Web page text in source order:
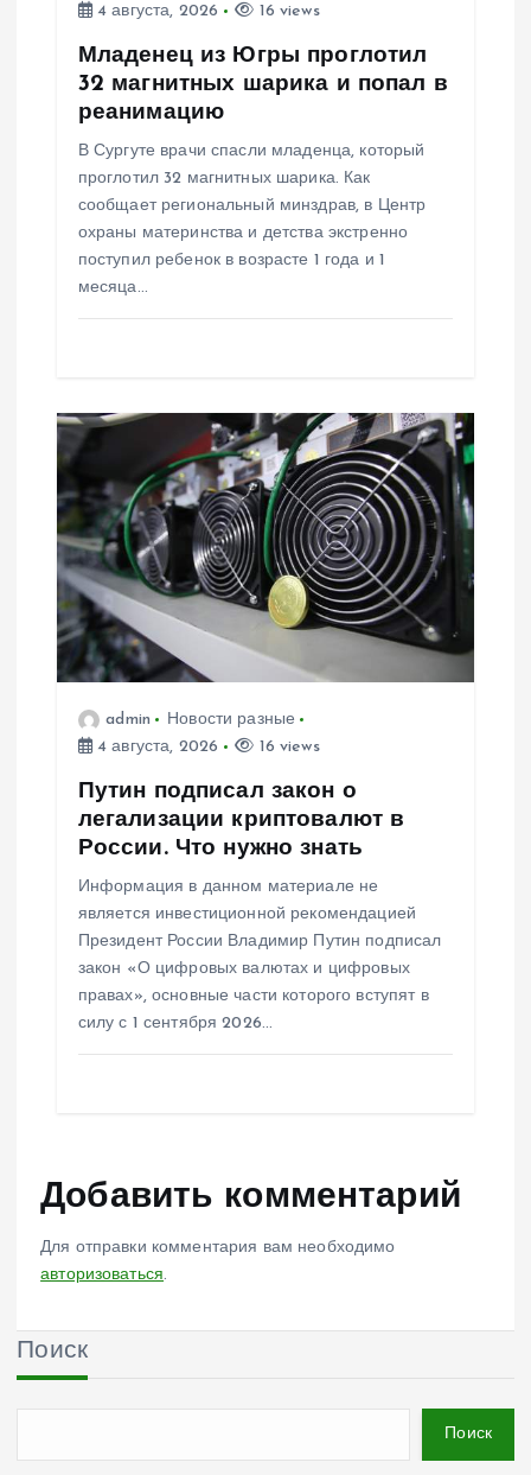
4 августа, 2026
16 views
Младенец из Югры проглотил
32 магнитных шарика и попал в
реанимацию
В Сургуте врачи спасли младенца, который
проглотил 32 магнитных шарика. Как
сообщает региональный минздрав, в Центр
охраны материнства и детства экстренно
поступил ребенок в возрасте 1 года и 1
месяца…
admin
Новости разные
4 августа, 2026
16 views
Путин подписал закон о
легализации криптовалют в
России. Что нужно знать
Информация в данном материале не
является инвестиционной рекомендацией
Президент России Владимир Путин подписал
закон «О цифровых валютах и цифровых
правах», основные части которого вступят в
силу с 1 сентября 2026…
Добавить комментарий
Для отправки комментария вам необходимо
авторизоваться.
Поиск
Поиск